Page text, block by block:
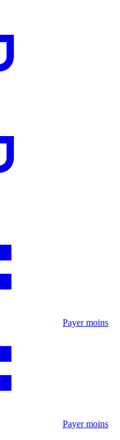
Payer moins
Payer moins